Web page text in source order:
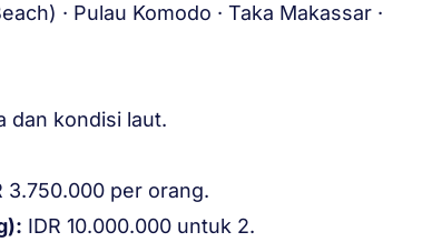
· Pulau Komodo · Taka Makassar ·
dan kondisi laut.
3.750.000 per orang.
IDR 10.000.000 untuk 2.